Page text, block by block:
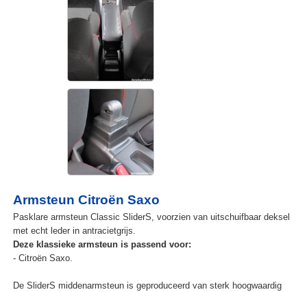
Armsteun Citroën Saxo
Pasklare armsteun Classic SliderS, voorzien van uitschuifbaar deksel
met echt leder in antracietgrijs.
Deze klassieke armsteun is passend voor:
- Citroën Saxo.
De SliderS middenarmsteun is geproduceerd van sterk hoogwaardig